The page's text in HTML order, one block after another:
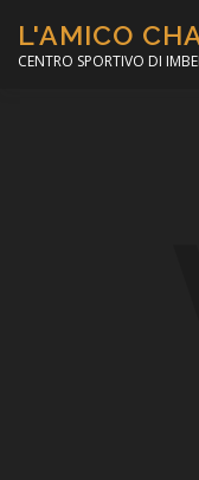
contenuto
L'AMICO
CENTRO SPORTIVO DI